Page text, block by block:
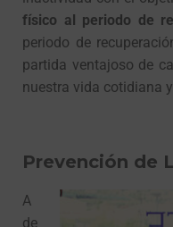
físico al periodo de
periodo de
partida ventajoso de
nuestra vida cotidiana y
Prevención de
A
de